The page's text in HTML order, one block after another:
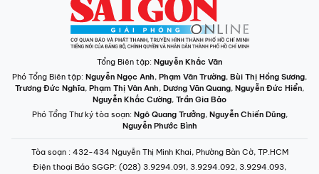
Tổng Biên tập: Nguyễn Khắc Văn
Phó Tổng Biên tập: Nguyễn Ngọc Anh, Phạm Văn Trường, Bùi Thị Hồng Sương,
Trương Đức Nghĩa, Phạm Thị Vân Anh, Dương Văn Quang, Nguyễn Đức Hiển,
Nguyễn Khắc Cường, Trần Gia Bảo
Phó Tổng Thư ký tòa soạn: Ngô Quang Trưởng, Nguyễn Chiến Dũng,
Nguyễn Phước Bình
Tòa soạn : 432-434 Nguyễn Thị Minh Khai, Phường Bàn Cờ, TP.HCM
Điện thoại Báo SGGP: (028) 3.9294.091, 3.9294.092, 3.9294.093,